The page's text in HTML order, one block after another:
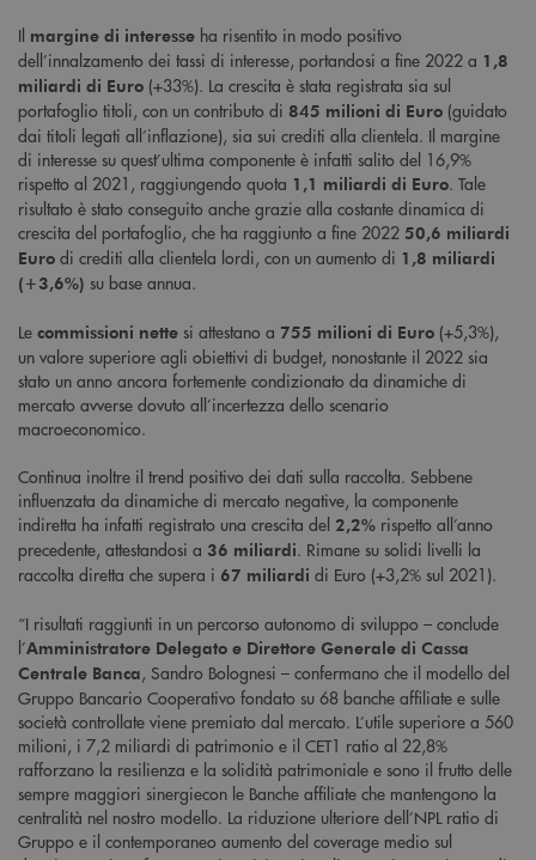
Il margine di interesse ha risentito in modo positivo
dell’innalzamento dei tassi di interesse, portandosi a fine 2022 a 1,8
miliardi di Euro (+33%). La crescita è stata registrata sia sul
portafoglio titoli, con un contributo di 845 milioni di Euro (guidato
dai titoli legati all’inflazione), sia sui crediti alla clientela. Il margine
di interesse su quest’ultima componente è infatti salito del 16,9%
rispetto al 2021, raggiungendo quota 1,1 miliardi di Euro. Tale
risultato è stato conseguito anche grazie alla costante dinamica di
crescita del portafoglio, che ha raggiunto a fine 2022 50,6 miliardi
Euro di crediti alla clientela lordi, con un aumento di 1,8 miliardi
(+3,6%) su base annua.
Le commissioni nette si attestano a 755 milioni di Euro (+5,3%),
un valore superiore agli obiettivi di budget, nonostante il 2022 sia
stato un anno ancora fortemente condizionato da dinamiche di
mercato avverse dovuto all’incertezza dello scenario
macroeconomico.
Continua inoltre il trend positivo dei dati sulla raccolta. Sebbene
influenzata da dinamiche di mercato negative, la componente
indiretta ha infatti registrato una crescita del 2,2% rispetto all’anno
precedente, attestandosi a 36 miliardi. Rimane su solidi livelli la
raccolta diretta che supera i 67 miliardi di Euro (+3,2% sul 2021).
“I risultati raggiunti in un percorso autonomo di sviluppo – conclude
l’Amministratore Delegato e Direttore Generale di Cassa
Centrale Banca, Sandro Bolognesi – confermano che il modello del
Gruppo Bancario Cooperativo fondato su 68 banche affiliate e sulle
società controllate viene premiato dal mercato. L’utile superiore a 560
milioni, i 7,2 miliardi di patrimonio e il CET1 ratio al 22,8%
rafforzano la resilienza e la solidità patrimoniale e sono il frutto delle
sempre maggiori sinergiecon le Banche affiliate che mantengono la
centralità nel nostro modello. La riduzione ulteriore dell’NPL ratio di
Gruppo e il contemporaneo aumento del coverage medio sul